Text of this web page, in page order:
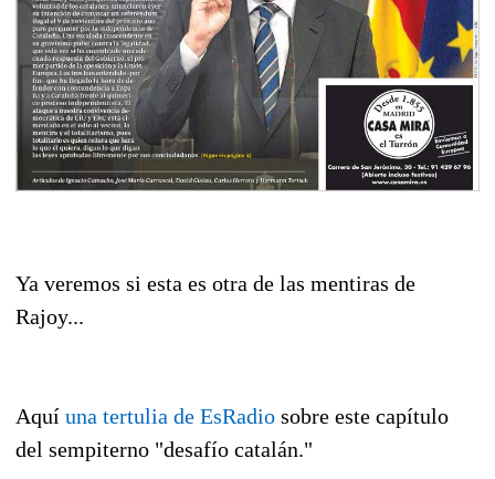
Ya veremos si esta es otra de las mentiras de
Rajoy...
Aquí una tertulia de EsRadio sobre este capítulo
del sempiterno "desafío catalán."